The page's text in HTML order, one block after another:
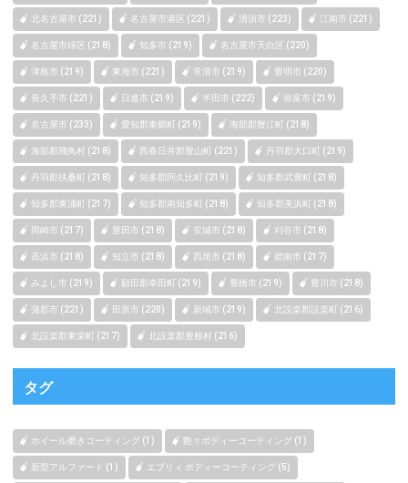
北名古屋市 (221) 名古屋市港区 (221) 清須市 (223) 江南市 (221)
名古屋市緑区 (218) 知多市 (219) 名古屋市天白区 (220)
津島市 (219) 東海市 (221) 常滑市 (219) 豊明市 (220)
長久手市 (221) 日進市 (219) 半田市 (222) 弥富市 (219)
名古屋市 (233) 愛知郡東郷町 (219) 海部郡蟹江町 (218)
海部郡飛鳥村 (218) 西春日井郡豊山町 (221) 丹羽郡大口町 (219)
丹羽郡扶桑町 (218) 知多郡阿久比町 (219) 知多郡武豊町 (218)
知多郡東浦町 (217) 知多郡南知多町 (218) 知多郡美浜町 (218)
岡崎市 (217) 豊田市 (218) 安城市 (218) 刈谷市 (218)
高浜市 (218) 知立市 (218) 西尾市 (218) 碧南市 (217)
みよし市 (219) 額田郡幸田町 (219) 豊橋市 (219) 豊川市 (218)
蒲郡市 (221) 田原市 (220) 新城市 (219) 北設楽郡設楽町 (216)
北設楽郡東栄町 (217) 北設楽郡豊根村 (216)
タグ
ホイール磨きコーティング (1) 艶々ボディーコーティング (1)
新型アルファード (1) エブリィ ボディーコーティング (5)